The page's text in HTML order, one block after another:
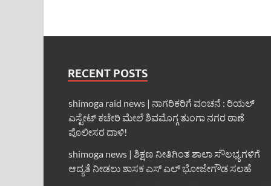
RECENT POSTS
shimoga raid news | ನಾಗರಿಕರಿಗೆ ವಂಚನೆ : ರಿಯಲ್
ಎಸ್ಟೇಟ್ ಕಚೇರಿ ಮೇಲೆ ಶಿವಮೊಗ್ಗ ತುಂಗಾ ನಗರ ಠಾಣೆ
ಪೊಲೀಸರ ದಾಳಿ!
shimoga news | ಶಿಕ್ಷಣ ನೀತಿಗಿಂತ ಶಾಲಾ ಸೌಲಭ್ಯಗಳಿಗೆ
ಆದ್ಯತೆ ನೀಡಲು ಶಾಸಕ ಎಸ್ ಎಲ್ ಭೋಜೇಗೌಡ ಸಲಹೆ